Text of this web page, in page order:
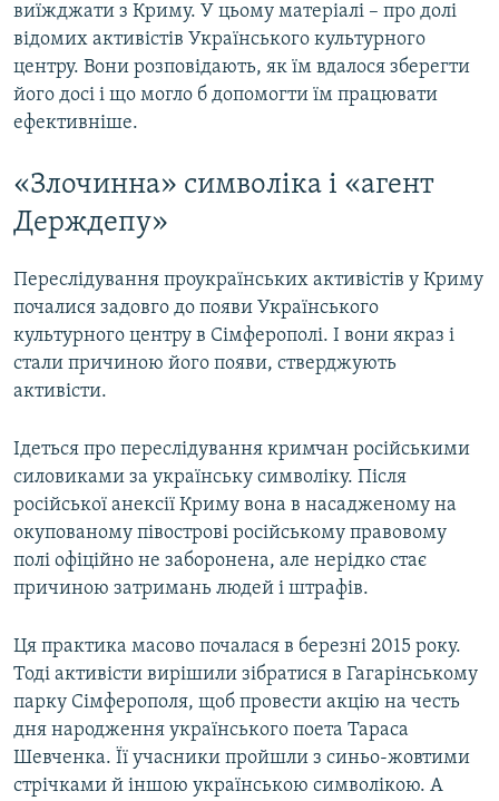
виїжджати з Криму. У цьому матеріалі – про долі
відомих активістів Українського культурного
центру. Вони розповідають, як їм вдалося зберегти
його досі і що могло б допомогти їм працювати
ефективніше.
«Злочинна» символіка і «агент
Держдепу»
Переслідування проукраїнських активістів у Криму
почалися задовго до появи Українського
культурного центру в Сімферополі. І вони якраз і
стали причиною його появи, стверджують
активісти.
Ідеться про переслідування кримчан російськими
силовиками за українську символіку. Після
російської анексії Криму вона в насадженому на
окупованому півострові російському правовому
полі офіційно не заборонена, але нерідко стає
причиною затримань людей і штрафів.
Ця практика масово почалася в березні 2015 року.
Тоді активісти вирішили зібратися в Гагарінському
парку Сімферополя, щоб провести акцію на честь
дня народження українського поета Тараса
Шевченка. Її учасники пройшли з синьо-жовтими
стрічками й іншою українською символікою. А